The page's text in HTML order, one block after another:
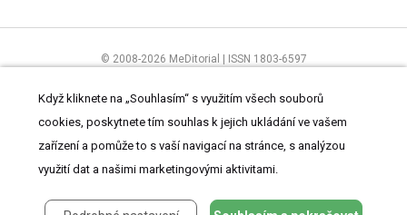
© 2008-2026 MeDitorial | ISSN 1803-6597
zdravotnictví.Čtěte prohlášeníaZásady zpracování osobních údajů
Když kliknete na „Souhlasím“ s využitím všech souborů
cookies, poskytnete tím souhlas k jejich ukládání ve vašem
zařízení a pomůže to s vaší navigací na stránce, s analýzou
využití dat a našimi marketingovými aktivitami.